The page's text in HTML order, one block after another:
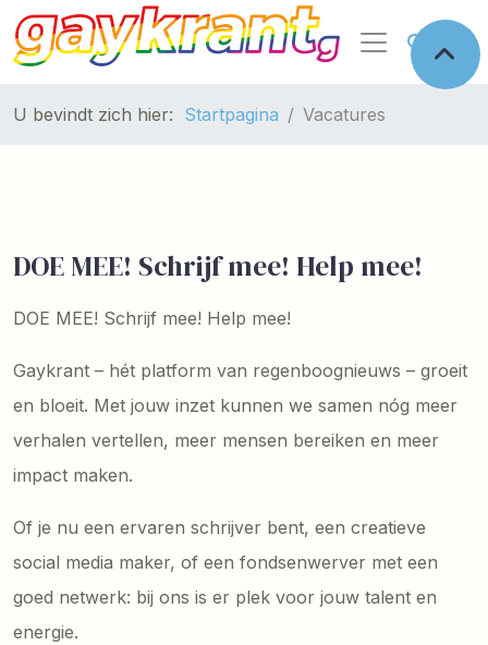
U bevindt zich hier: Startpagina Vacatures
DOE MEE! Schrijf mee! Help mee!
DOE MEE! Schrijf mee! Help mee!
Gaykrant – hét platform van regenboognieuws – groeit
en bloeit. Met jouw inzet kunnen we samen nóg meer
verhalen vertellen, meer mensen bereiken en meer
impact maken.
Of je nu een ervaren schrijver bent, een creatieve
social media maker, of een fondsenwerver met een
goed netwerk: bij ons is er plek voor jouw talent en
energie.